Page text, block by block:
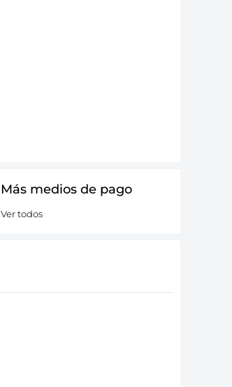
Más medios de pago
Ver todos